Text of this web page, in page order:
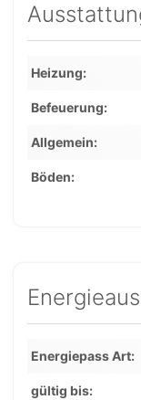
Heizung
Befeuerung
Allgemein
Böden
Energiepass Art
gültig bis